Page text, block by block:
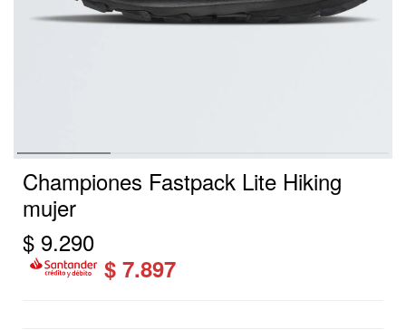
Championes Fastpack Lite Hiking
mujer
$ 9.290
$ 7.897